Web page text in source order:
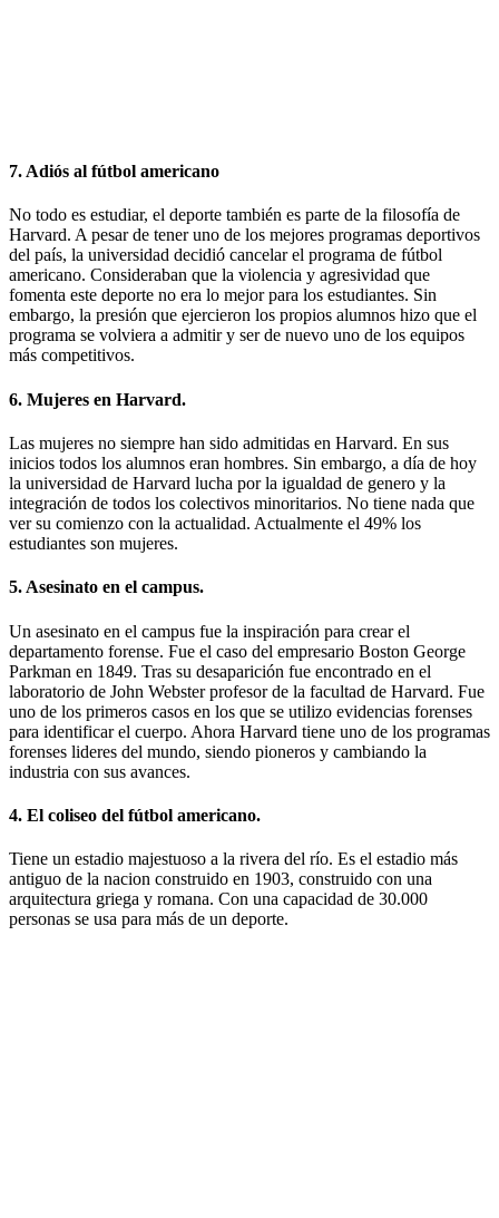
7. Adiós al fútbol americano
No todo es estudiar, el deporte también es parte de la filosofía de
Harvard. A pesar de tener uno de los mejores programas deportivos
del país, la universidad decidió cancelar el programa de fútbol
americano. Consideraban que la violencia y agresividad que
fomenta este deporte no era lo mejor para los estudiantes. Sin
embargo, la presión que ejercieron los propios alumnos hizo que el
programa se volviera a admitir y ser de nuevo uno de los equipos
más competitivos.
6. Mujeres en Harvard.
Las mujeres no siempre han sido admitidas en Harvard. En sus
inicios todos los alumnos eran hombres. Sin embargo, a día de hoy
la universidad de Harvard lucha por la igualdad de genero y la
integración de todos los colectivos minoritarios. No tiene nada que
ver su comienzo con la actualidad. Actualmente el 49% los
estudiantes son mujeres.
5. Asesinato en el campus.
Un asesinato en el campus fue la inspiración para crear el
departamento forense. Fue el caso del empresario Boston George
Parkman en 1849. Tras su desaparición fue encontrado en el
laboratorio de John Webster profesor de la facultad de Harvard. Fue
uno de los primeros casos en los que se utilizo evidencias forenses
para identificar el cuerpo. Ahora Harvard tiene uno de los programas
forenses lideres del mundo, siendo pioneros y cambiando la
industria con sus avances.
4. El coliseo del fútbol americano.
Tiene un estadio majestuoso a la rivera del río. Es el estadio más
antiguo de la nacion construido en 1903, construido con una
arquitectura griega y romana. Con una capacidad de 30.000
personas se usa para más de un deporte.